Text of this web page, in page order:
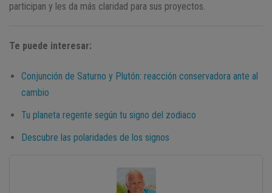
participan y les da más claridad para sus proyectos.
Te puede interesar:
Conjunción de Saturno y Plutón: reacción conservadora ante al
cambio
Tu planeta regente según tu signo del zodiaco
Descubre las polaridades de los signos